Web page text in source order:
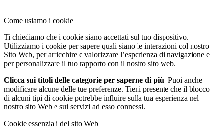
Come usiamo i cookie
Ti chiediamo che i cookie siano accettati sul tuo dispositivo.
Utilizziamo i cookie per sapere quali siano le interazioni col nostro
Sito Web, per arricchire e valorizzare l’esperienza di navigazione e
per personalizzare il tuo rapporto con il nostro sito web.
Clicca sui titoli delle categorie per saperne di più. Puoi anche
modificare alcune delle tue preferenze. Tieni presente che il blocco
di alcuni tipi di cookie potrebbe influire sulla tua esperienza nel
nostro sito Web e sui servizi ad esso connessi.
Cookie essenziali del sito Web